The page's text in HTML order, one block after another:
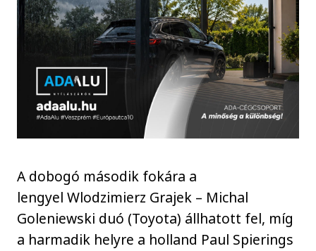
A dobogó második fokára a
lengyel Wlodzimierz Grajek – Michal
Goleniewski duó (Toyota) állhatott fel, míg
a harmadik helyre a holland Paul Spierings